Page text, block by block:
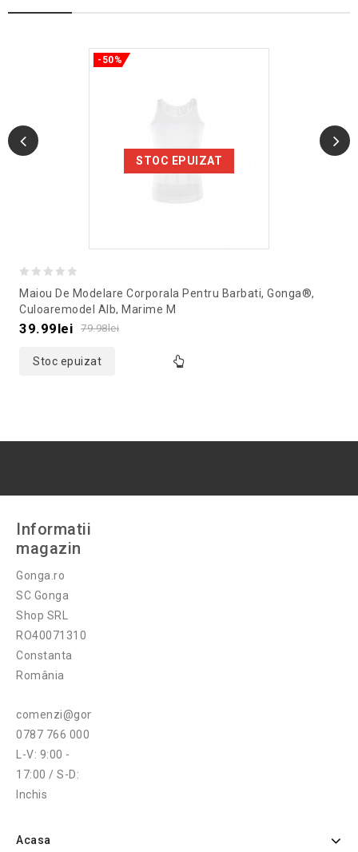
STOC EPUIZAT
-50%
out
of
Maiou De Modelare Corporala Pentru Barbati, Gonga®,
Culoaremodel Alb, Marime M
79.98lei
39.99lei
Stoc epuizat
Informatii
magazin
Gonga.ro
SC Gonga
Shop SRL
RO40071310
Constanta
România
comenzi@gonga.ro
0787 766 000
L-V: 9:00 -
17:00 / S-D:
Inchis
Acasa